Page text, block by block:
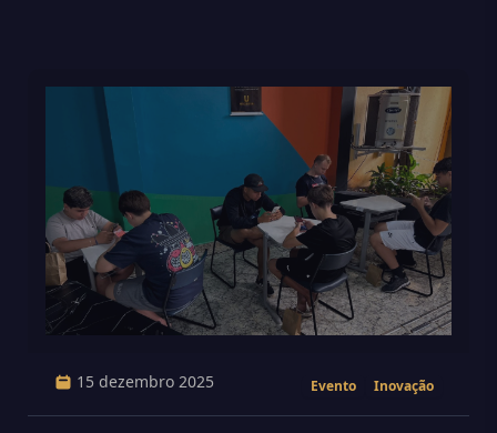
15 dezembro 2025 Evento Inovação